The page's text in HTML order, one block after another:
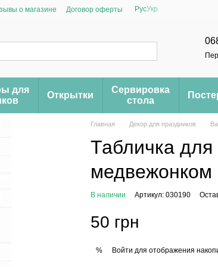
о магазине Договор оферты РусУкр
для
Открытки
Сервировка
стола
Главная Декор для праздников
Табличка
медвежонком
В наличии Артикул: 030190
50 грн
% Войти для отображения